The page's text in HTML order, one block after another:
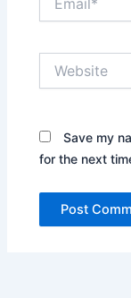
Save my
for the next